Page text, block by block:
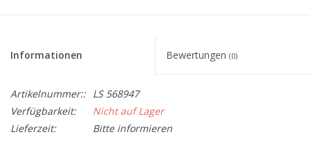
Informationen Bewertungen (0)
Artikelnummer:: LS 568947
Verfügbarkeit:
Nicht auf Lager
Lieferzeit:
Bitte informieren